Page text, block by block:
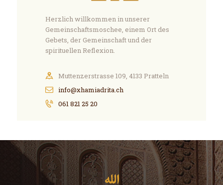
Herzlich willkommen in unserer
Gemeinschaftsmoschee, einem Ort des
Gebets, der Gemeinschaft und der
spirituellen Reflexion.
Muttenzerstrasse 109, 4133 Pratteln
info@xhamiadrita.ch
061 821 25 20